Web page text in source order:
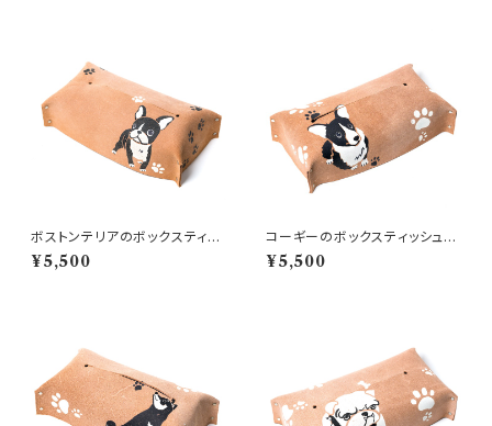
ボストンテリアのボックスティッ
シュカバー
¥5,500
コーギーのボックスティッシュカ
バー
¥5,500